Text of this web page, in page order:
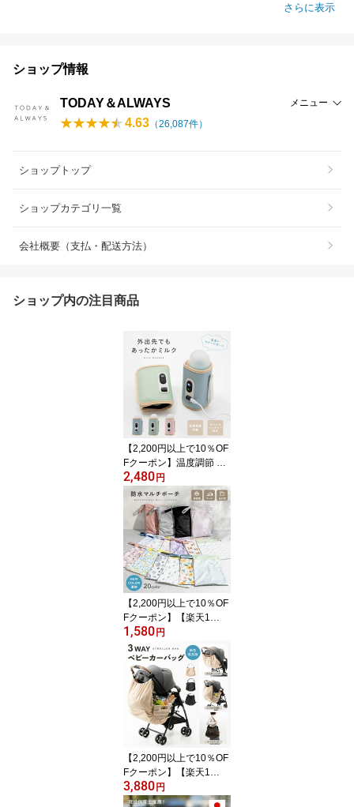
さらに表示
ショップ情報
TODAY＆ALWAYS メニュー
4.63 （26,087件）
ショップトップ
ショップカテゴリ一覧
会社概要（支払・配送方法）
ショップ内の注目商品
【2,200円以上で10％OF
Fクーポン】温度調節 ミ
ルクウォーマー 哺乳瓶
保温 カバー 液体ミルク
離乳食 あたため 携帯 モ
バイル USB給電 Type-C
対応 赤ちゃん ミルク ベ
ビー 保温 携帯 便利 外出
ウォーマー ボトル 缶対
応 コーヒー おしゃれ 出
産祝い pm-1024
2,480円
【2,200円以上で10％OF
Fクーポン】【楽天1
位!!】防水ポーチ 防水バ
ッグ おむつポーチ マル
チポーチ 防水 ポーチ 水
着 着替え入れ 旅行 ヨガ
ジム スポーツ 汚れ物入
れ 保育園 幼稚園 洗える
スイミング プール アウ
トドア おむつ 収納 バッ
グ mj-1235
1,580円
【2,200円以上で10％OF
Fクーポン】【楽天1
位!!】plunmoln ベビーカ
ーバッグ ベビーカー ア
3,880円